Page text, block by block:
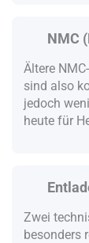
NMC
Ältere
sind also
jedoch
heute für
Zwei
besonders